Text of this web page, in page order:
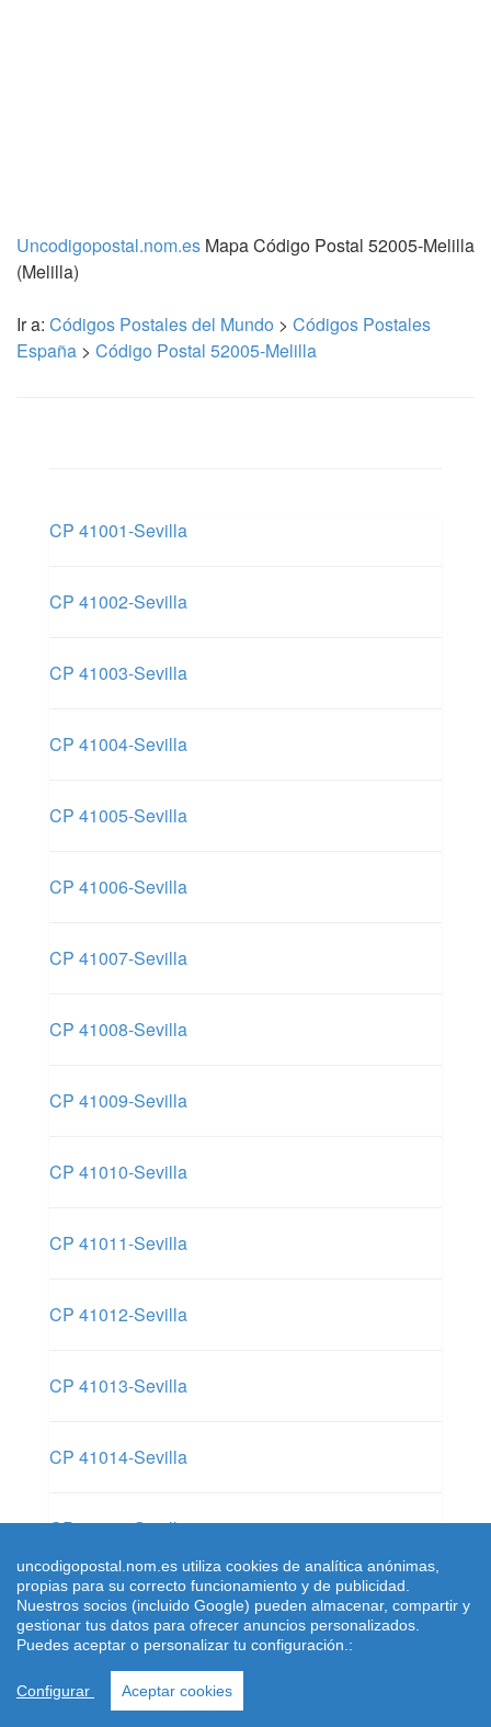
Uncodigopostal.nom.es Mapa Código Postal 52005-Melilla
(Melilla)
Ir a: Códigos Postales del Mundo > Códigos Postales
España > Código Postal 52005-Melilla
CP 41001-Sevilla
CP 41002-Sevilla
CP 41003-Sevilla
CP 41004-Sevilla
CP 41005-Sevilla
CP 41006-Sevilla
CP 41007-Sevilla
CP 41008-Sevilla
CP 41009-Sevilla
CP 41010-Sevilla
CP 41011-Sevilla
CP 41012-Sevilla
CP 41013-Sevilla
CP 41014-Sevilla
CP 41015-Sevilla
CP 41016-Sevilla
CP 41017-Sevilla
uncodigopostal.nom.es utiliza cookies de analítica anónimas,
propias para su correcto funcionamiento y de publicidad.
Nuestros socios (incluido Google) pueden almacenar, compartir y
gestionar tus datos para ofrecer anuncios personalizados.
Puedes aceptar o personalizar tu configuración.:
Configurar Aceptar cookies